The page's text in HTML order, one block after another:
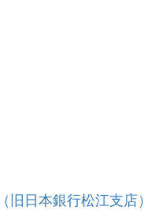
旧日本銀行松江支店